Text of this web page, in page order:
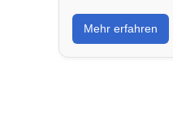
Mehr erfahren